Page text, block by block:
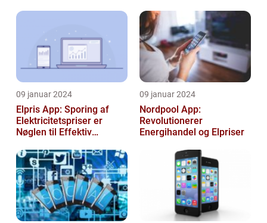
09 januar 2024
Elpris App: Sporing af
Elektricitetspriser er
Nøglen til Effektiv
09 januar 2024
Nordpool App:
Revolutionerer
Energihandel og Elpriser